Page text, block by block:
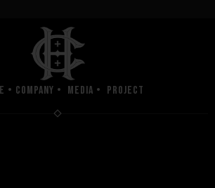
• Company • Media • Project